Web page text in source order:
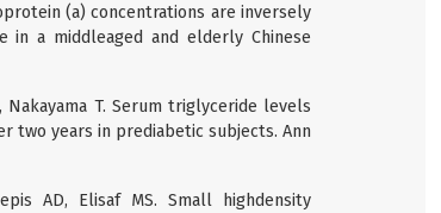
(a) concentrations are inversely
in a middleaged and elderly Chinese
Nakayama T. Serum triglyceride levels
two years in prediabetic subjects. Ann
AD, Elisaf MS. Small highdensity